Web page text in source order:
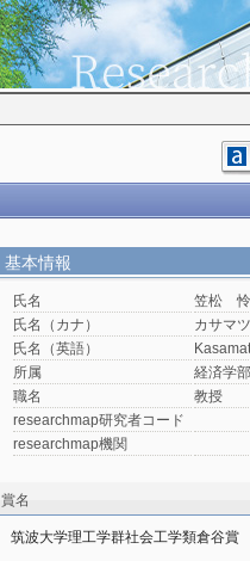
基本情報
氏名
笠松
氏名（カナ）
カサマ
氏名（英語）
所属
経済学
職名
教授
researchmap研究者コード
researchmap機関
賞名
筑波大学理工学群社会工学類倉谷賞